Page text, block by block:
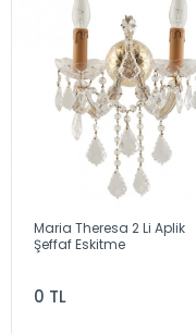
Maria Theresa 2 Li Aplik
Şeffaf Eskitme
0 TL